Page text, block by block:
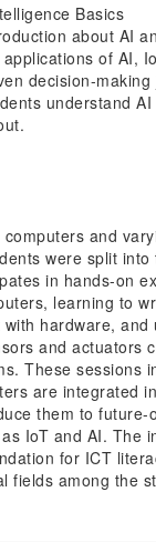
Basics
about AI
applications of AI,
decision-
understand
and
were split into
in hands-on
learning to
hardware, and
and actuators
These sessions
are integrated
them to future-
IoT and AI. The
for ICT
fields among the